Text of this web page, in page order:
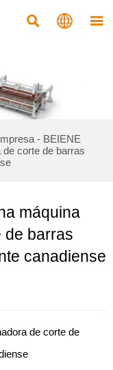
  
- BEIENE
corte de barras
máquina
de barras
canadiense
de corte de